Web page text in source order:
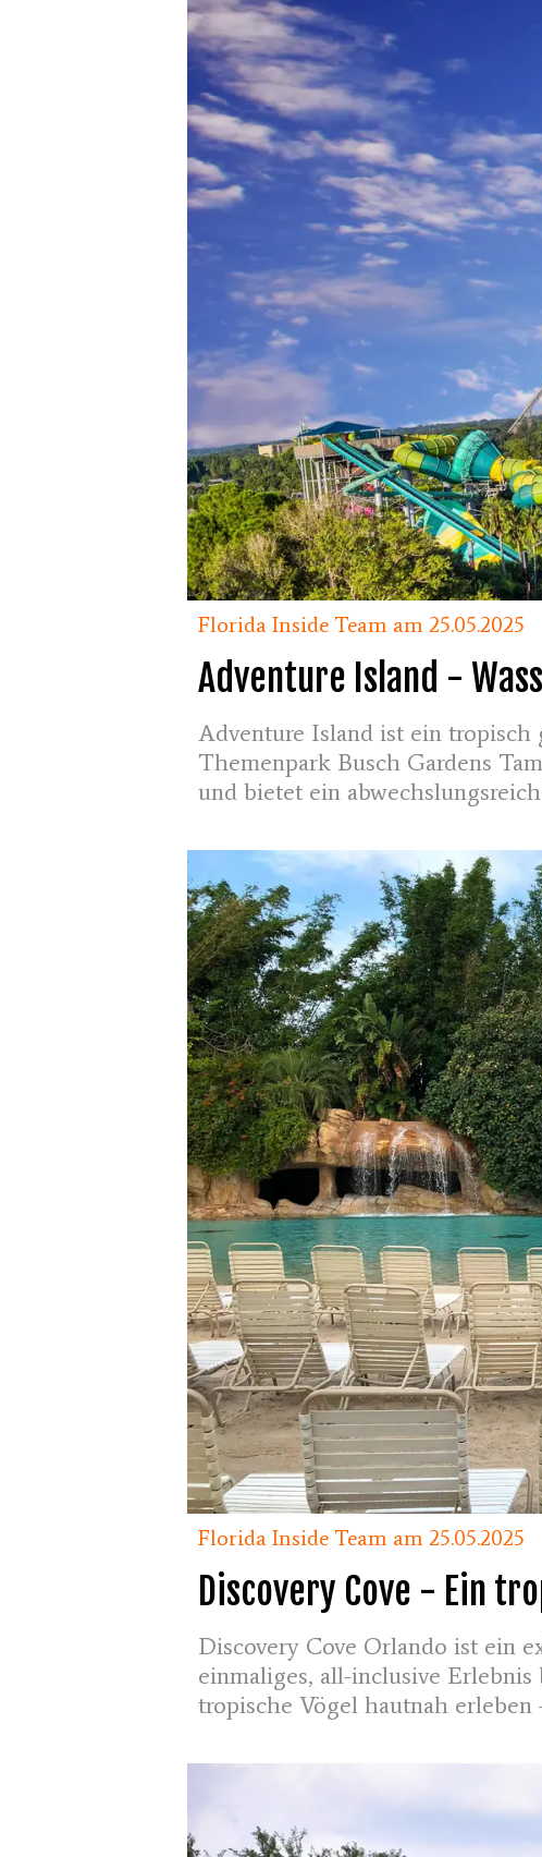
Florida Inside Team am 25.05.2025
Adventure Island -
Adventure Island ist ein tropisch
Themenpark Busch Gardens
und bietet ein
Florida Inside Team am 25.05.2025
Discovery Cove - Ein
Discovery Cove Orlando ist ein
einmaliges, all-inclusive
tropische Vögel hautnah